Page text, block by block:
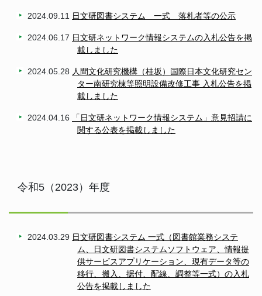
2024.09.11 日文研図書システム 一式 落札者等の公示
2024.06.17 日文研ネットワーク情報システムの入札公告を掲
載しました
2024.05.28 人間文化研究機構（桂坂）国際日本文化研究セン
ター南研究棟等照明設備改修工事 入札公告を掲
載しました
2024.04.16
「日文研ネットワーク情報システム」意見招請に
関する公表を掲載しました
令和5（2023）年度
2024.03.29 日文研図書システム 一式（図書館業務システ
ム、日文研図書システムソフトウェア、情報提
供サービスアプリケーション、現有データ等の
移行、搬入、据付、配線、調整等一式）の入札
公告を掲載しました